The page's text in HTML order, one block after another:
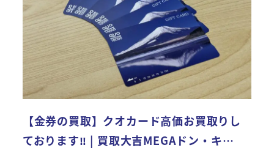
【金券の買取】クオカード高価お買取りし
ております‼ | 買取大吉MEGAドン・キ…